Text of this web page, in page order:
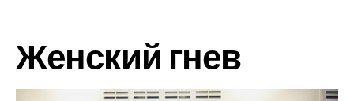
Женский гнев